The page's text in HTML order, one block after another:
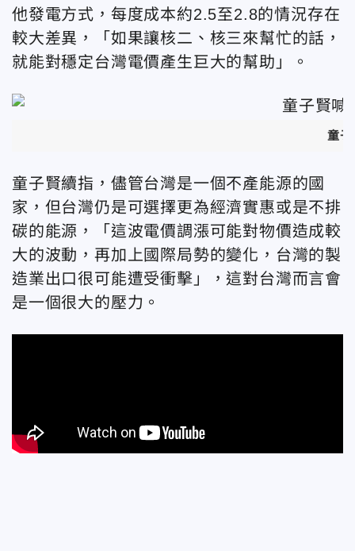
他發電方式，每度成本約2.5至2.8的情況存在
較大差異，「如果讓核二、核三來幫忙的話，
就能對穩定台灣電價產生巨大的幫助」。
童子
童子賢續指，儘管台灣是一個不產能源的國
家，但台灣仍是可選擇更為經濟實惠或是不排
碳的能源，「這波電價調漲可能對物價造成較
大的波動，再加上國際局勢的變化，台灣的製
造業出口很可能遭受衝擊」，這對台灣而言會
是一個很大的壓力。